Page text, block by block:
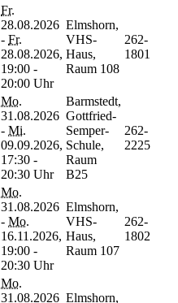
Fr.
28.08.2026
- Fr.
28.08.2026,
19:00 -
20:00 Uhr
Elmshorn,
VHS-
Haus,
Raum 108
262-
1801
Mo.
31.08.2026
- Mi.
09.09.2026,
17:30 -
20:30 Uhr
Barmstedt,
Gottfried-
Semper-
Schule,
Raum
B25
262-
2225
Mo.
31.08.2026
- Mo.
16.11.2026,
19:00 -
20:30 Uhr
Elmshorn,
VHS-
Haus,
Raum 107
262-
1802
Mo.
31.08.2026 Elmshorn,